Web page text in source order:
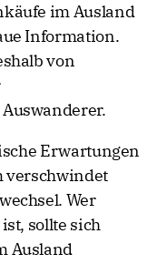
im Ausland
Information.
von
Erwartungen
verschwindet
Wer
sollte sich
Ausland